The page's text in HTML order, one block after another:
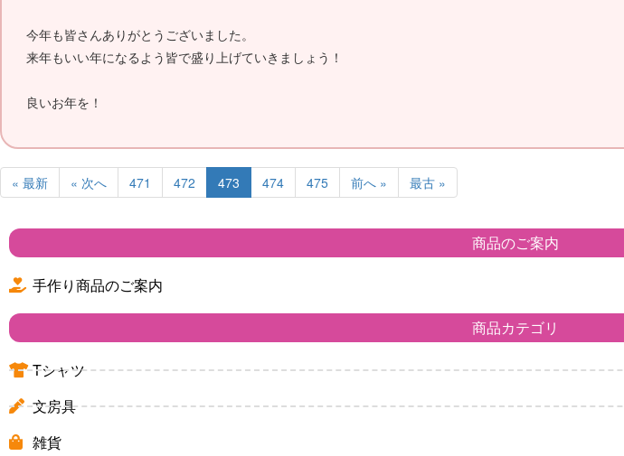
今年も皆さんありがとうございました。
来年もいい年になるよう皆で盛り上げていきましょう！
良いお年を！
« 最新 « 次へ 471 472 473 474 475 前へ » 最古 »
商品のご案内
手作り商品のご案内
商品カテゴリ
Tシャツ
文房具
雑貨